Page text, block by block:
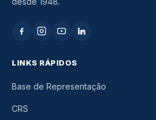
LINKS RÁPIDOS
Base de Representação
CRS